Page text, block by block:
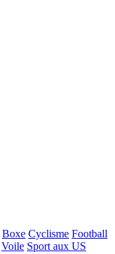
Boxe Cyclisme Football
Voile Sport aux US